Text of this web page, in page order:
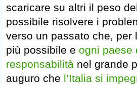
scaricare su altri il peso
possibile risolvere i
verso un passato che, per
più possibile e ogni paese
responsabilità nel grande
auguro che l’Italia si